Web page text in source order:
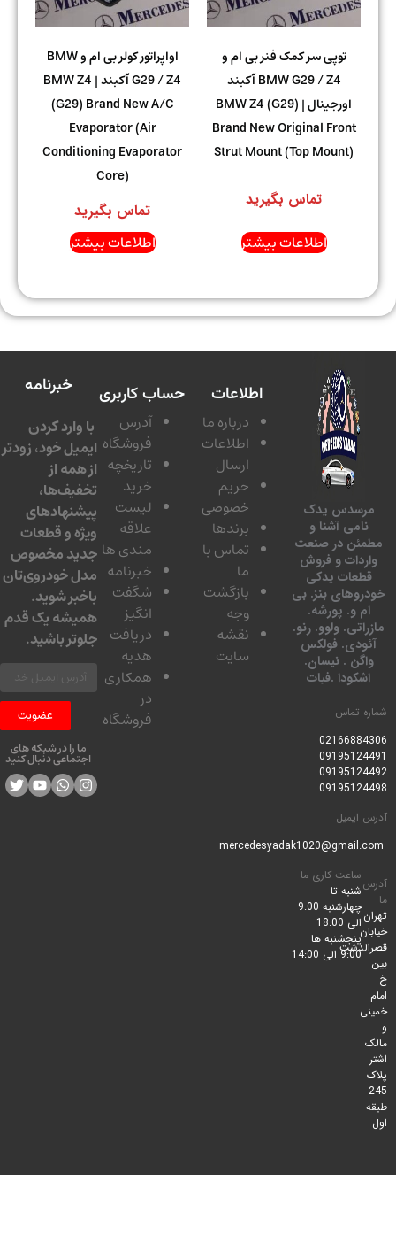
توپی سر کمک فنر بی ام و
BMW G29 / Z4 آکبند
اورجینال | BMW Z4 (G29)
Brand New Original Front
Strut Mount (Top Mount)
تماس بگیرید
اطلاعات بیشتر
اواپراتور کولر بی ام و BMW
G29 / Z4 آکبند | BMW Z4
(G29) Brand New A/C
Evaporator (Air
Conditioning Evaporator
Core)
تماس بگیرید
اطلاعات بیشتر
یدک
آشنا و
در صنعت
و فروش
یدکی
بنز. بی
و. پورشه.
ولوو. رنو.
فولکس
. نیسان.
.فیات
تماس
ساعت کاری ما
شنبه تا
چهارشنبه 9:00
الی 18:00
پنجشنبه ها
9:00 الی 14:00
اطلاعات
درباره ما
اطلاعات
ارسال
حریم
خصوصی
برندها
تماس با
بازگشت
نقشه
سایت
حساب کاربری
آدرس
فروشگاه
تاریخچه
لیست
مندی ها
خبرنامه
شگفت
دریافت
همکاری
فروشگاه
خبرنامه
با وارد کردن
ایمیل خود، زودتر
از همه از
تخفیف‌ها،
پیشنهادهای
ویژه و قطعات
جدید مخصوص
مدل خودروی‌تان
باخبر شوید.
همیشه یک قدم
جلوتر باشید.
عضویت
ما را در شبکه های
اجتماعی دنبال کنید